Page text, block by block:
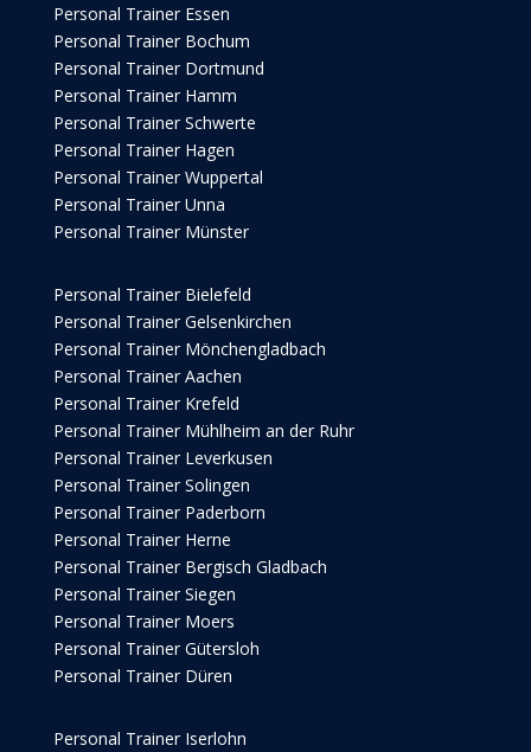
Personal Trainer Essen
Personal Trainer Bochum
Personal Trainer Dortmund
Personal Trainer Hamm
Personal Trainer Schwerte
Personal Trainer Hagen
Personal Trainer Wuppertal
Personal Trainer Unna
Personal Trainer Münster
Personal Trainer Bielefeld
Personal Trainer Gelsenkirchen
Personal Trainer Mönchengladbach
Personal Trainer Aachen
Personal Trainer Krefeld
Personal Trainer Mühlheim an der Ruhr
Personal Trainer Leverkusen
Personal Trainer Solingen
Personal Trainer Paderborn
Personal Trainer Herne
Personal Trainer Bergisch Gladbach
Personal Trainer Siegen
Personal Trainer Moers
Personal Trainer Gütersloh
Personal Trainer Düren
Personal Trainer Iserlohn